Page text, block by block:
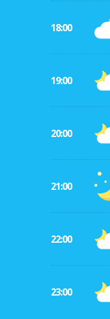
18:00
19:00
20:00
21:00
22:00
23:00